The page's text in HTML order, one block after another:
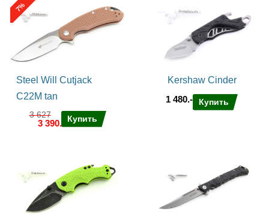
7
%
Steel Will Cutjack
C22M tan
3 627
3 390.- Купить
Kershaw Cinder
1 480.-
Купить